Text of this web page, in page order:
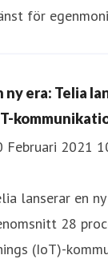
för
ny era: Telia
Februari 2021
lanserar en
28
(IoT)-